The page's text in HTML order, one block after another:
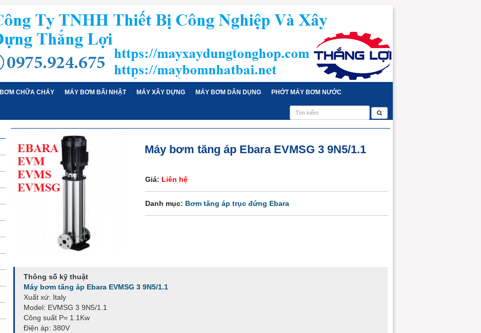
BƠM CHỮA CHÁY MÁY BƠM BÃI NHẬT MÁY XÂY DỰNG MÁY BƠM DÂN DỤNG PHỚT MÁY BƠM NƯỚC
Máy bơm tăng áp Ebara EVMSG 3 9N5/1.1
Giá: Liên hệ
Danh mục: Bơm tăng áp trục đứng Ebara
Thông số kỹ thuật
Máy bơm tăng áp Ebara EVMSG 3 9N5/1.1
Xuất xứ: Italy
Model: EVMSG 3 9N5/1.1
Công suất P= 1.1Kw
Điện áp: 380V